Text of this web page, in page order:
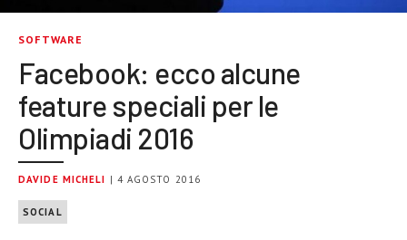
SOFTWARE
Facebook: ecco alcune
feature speciali per le
Olimpiadi 2016
DAVIDE MICHELI | 4 AGOSTO 2016
SOCIAL